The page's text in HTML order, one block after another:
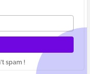
spam !